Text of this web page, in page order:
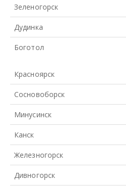
Зеленогорск
Дудинка
Боготол
Красноярск
Сосновоборск
Минусинск
Канск
Железногорск
Дивногорск